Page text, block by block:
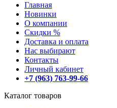
Главная
Новинки
О компании
Скидки %
Доставка и оплата
Нас выбирают
Контакты
Личный кабинет
+7 (963) 763-99-66
Каталог товаров